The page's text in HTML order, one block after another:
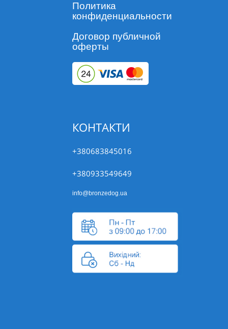
Политика
конфиденциальности
Договор публичной
оферты
КОНТАКТИ
+380683845016
+380933549649
info@bronzedog.ua